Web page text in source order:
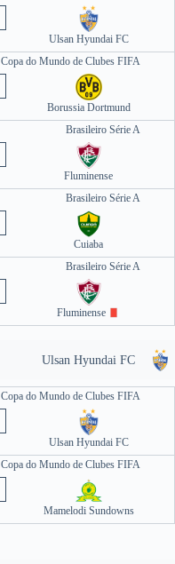
Ulsan Hyundai FC
Copa do Mundo de Clubes FIFA
Borussia Dortmund
Brasileiro Série A
Fluminense
Brasileiro Série A
Cuiaba
Brasileiro Série A
Fluminense
Ulsan Hyundai FC
Copa do Mundo de Clubes FIFA
Ulsan Hyundai FC
Copa do Mundo de Clubes FIFA
Mamelodi Sundowns